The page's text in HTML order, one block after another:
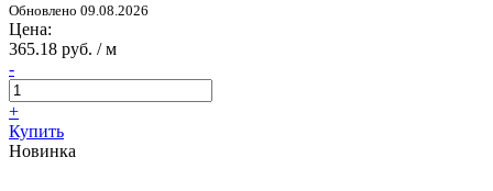
Обновлено 09.08.2026
Цена:
365.18 руб. / м
-
+
Купить
Новинка